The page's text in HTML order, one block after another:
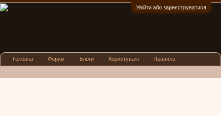
Увійти або зареєструватися
Головна Форум Блоги Користувачі Правила